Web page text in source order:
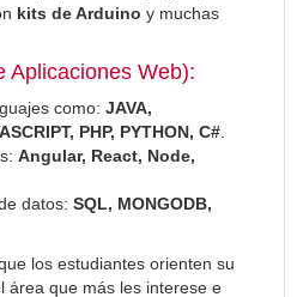
kits de Arduino y muchas
Aplicaciones Web):
como: JAVA,
PHP, PYTHON, C#
Angular, React, Node,
datos: SQL, MONGODB,
los estudiantes orienten su
área que más les interese e